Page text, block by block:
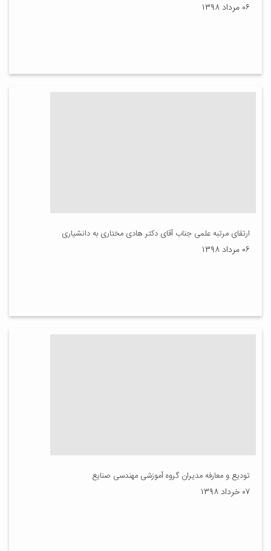
۰۶ مرداد ۱۳۹۸
ارتقای مرتبه علمی جناب آقای دکتر هادی مختاری به دانشیاری
۰۶ مرداد ۱۳۹۸
تودیع و معارفه مدیران گروه آموزشی مهندسی صنایع
۰۷ خرداد ۱۳۹۸